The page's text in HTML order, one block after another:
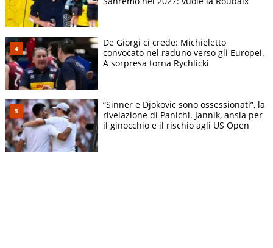
De Giorgi ci crede: Michieletto
convocato nel raduno verso gli Europei.
A sorpresa torna Rychlicki
“Sinner e Djokovic sono ossessionati”, la
rivelazione di Panichi. Jannik, ansia per
il ginocchio e il rischio agli US Open